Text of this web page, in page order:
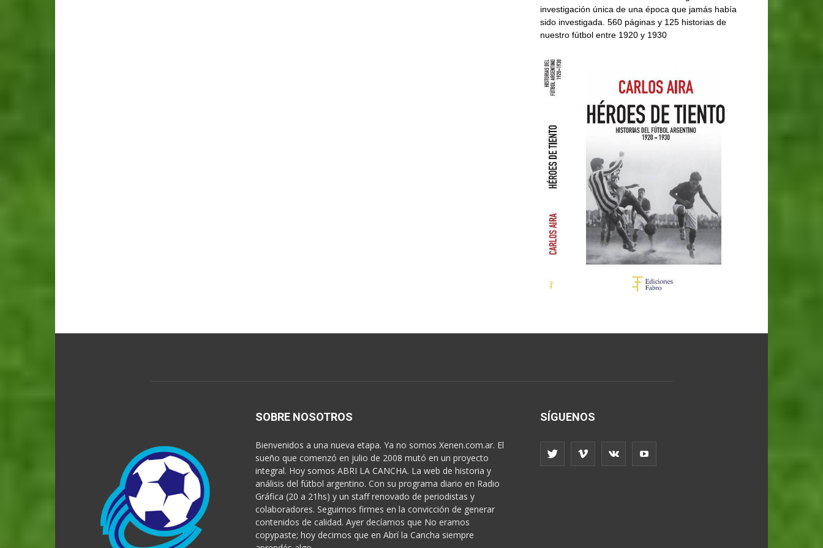
investigación única de una época que jamás había
sido investigada. 560 páginas y 125 historias de
nuestro fútbol entre 1920 y 1930
SOBRE NOSOTROS
Bienvenidos a una nueva etapa. Ya no somos Xenen.com.ar. El
sueño que comenzó en julio de 2008 mutó en un proyecto
integral. Hoy somos ABRI LA CANCHA. La web de historia y
análisis del fútbol argentino. Con su programa diario en Radio
Gráfica (20 a 21hs) y un staff renovado de periodistas y
colaboradores. Seguimos firmes en la convicción de generar
contenidos de calidad. Ayer decíamos que No eramos
copypaste; hoy decimos que en Abrí la Cancha siempre
SÍGUENOS